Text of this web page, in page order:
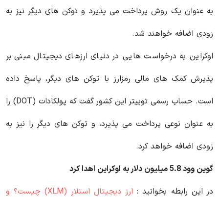
به عنوان یک روش پرداخت می پذیرد و توکن‌ های دیگر نیز به
زودی اضافه خواهند شد.
اوکراین به درخواست‌ هایی در دنیای ارزهای دیجیتال مبنی بر
پذیرش کمک‌ های مالی رمزارز با توکن‌ های دیگر، پاسخ داده
است. حساب رسمی توییتر این کشور گفت که پولکادات (DOT) را
به عنوان نوعی پرداخت می‌ پذیرد، و توکن‌ های دیگر را نیز به
زودی اضافه خواهد کرد.
گوین وود 5.8 میلیون دلار به اوکراین اهدا کرد
در این رابطه بخوانید‌ :
ارز دیجیتال استلار (XLM) چیست؟ و